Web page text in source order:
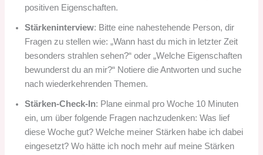
positiven Eigenschaften.
Stärkeninterview: Bitte eine nahestehende Person, dir
Fragen zu stellen wie: „Wann hast du mich in letzter Zeit
besonders strahlen sehen?“ oder „Welche Eigenschaften
bewunderst du an mir?“ Notiere die Antworten und suche
nach wiederkehrenden Themen.
Stärken-Check-In: Plane einmal pro Woche 10 Minuten
ein, um über folgende Fragen nachzudenken: Was lief
diese Woche gut? Welche meiner Stärken habe ich dabei
eingesetzt? Wo hätte ich noch mehr auf meine Stärken